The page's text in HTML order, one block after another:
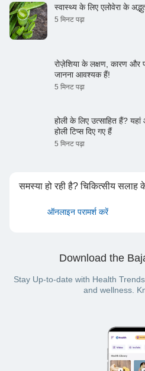
स्वास्थ्य के लिए एलोवेरा के
5 मिनट पढ़ा
रोज़ेशिया के लक्षण, कारण और
जानना आवश्यक हैं!
5 मिनट पढ़ा
होली के लिए उत्साहित हैं?
होली टिप्स दिए गए हैं
5 मिनट पढ़ा
समस्या हो रही है? चिकित्सीय
ऑनलाइन परामर्श करें
Download the
Stay Up-to-date with Health
and wellness.